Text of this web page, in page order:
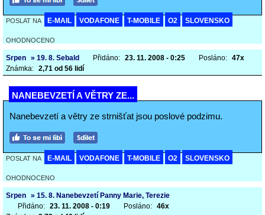
POSLAT NA E-MAIL VODAFONE T-MOBILE O2 SLOVENSKO
OHODNOCENO
Srpen » 19. 8. Sebald Přidáno: 23. 11. 2008 - 0:25 Posláno: 47x
Známka: 2,71 od 56 lidí
NANEBEVZETÍ A VĚTRY ZE...
Nanebevzetí a větry ze strnišťat jsou poslové podzimu.
POSLAT NA E-MAIL VODAFONE T-MOBILE O2 SLOVENSKO
OHODNOCENO
Srpen » 15. 8. Nanebevzetí Panny Marie, Terezie
Přidáno: 23. 11. 2008 - 0:19 Posláno: 46x